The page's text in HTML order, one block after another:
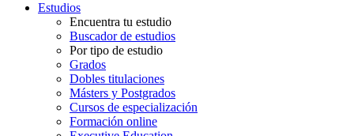
Estudios
Encuentra tu estudio
Buscador de estudios
Por tipo de estudio
Grados
Dobles titulaciones
Másters y Postgrados
Cursos de especialización
Formación online